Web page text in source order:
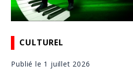
CULTUREL
Publié le 1 juillet 2026